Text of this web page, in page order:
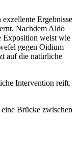
Ergebnisse
Nachdem Aldo
Exposition weist wie
gegen Oidium
auf die natürliche
Intervention reift.
Brücke zwischen